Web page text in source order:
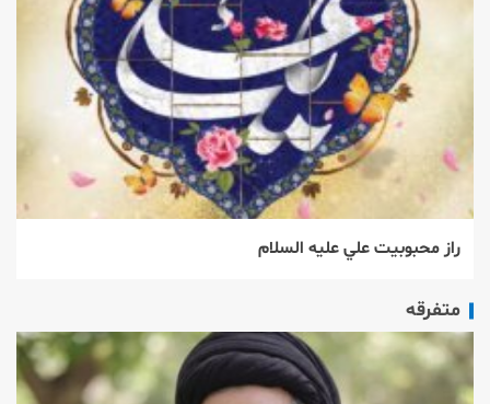
راز محبوبيت علي عليه السلام
متفرقه